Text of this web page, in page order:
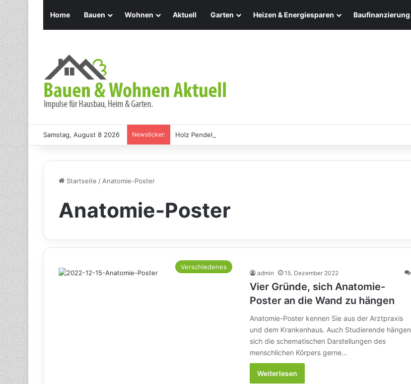
Home Bauen Wohnen Aktuell Garten Heizen & Energiesparen Baufinanzierung
Samstag, August 8 2026 Newsticker: Holz Pendelleuchten: Eleganz und Nachhaltigkeit für Ihr Zuhause
Startseite /Anatomie-Poster
Anatomie-Poster
Verschiedenes
admin 15. Dezember 2022
Vier Gründe, sich Anatomie-
Poster an die Wand zu hängen
Anatomie-Poster kennen Sie aus der Arztpraxis
und dem Krankenhaus. Auch Studierende hängen
sich die schematischen Darstellungen des
menschlichen Körpers gerne…
Weiterlesen